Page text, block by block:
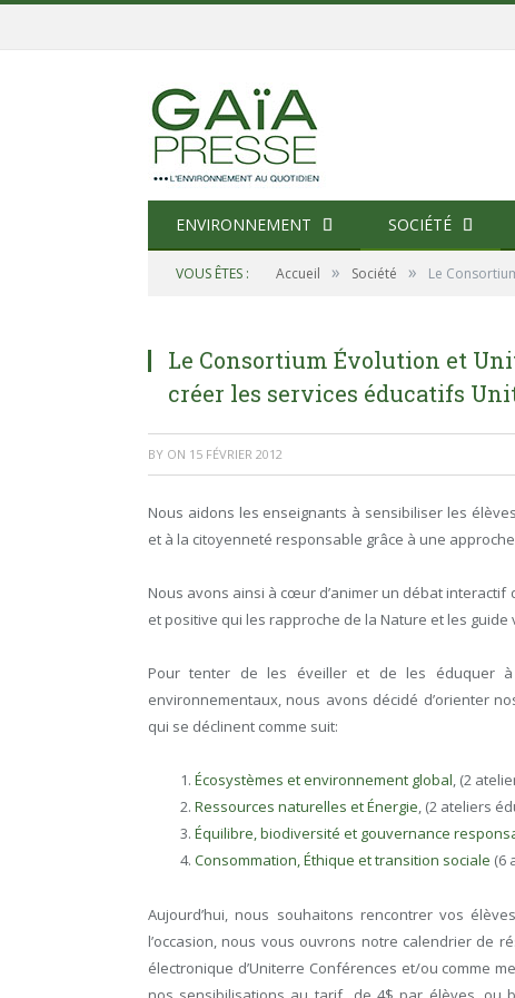
ENVIRONNEMENT SOCIÉTÉ
VOUS ÊTES : Accueil » Société » Le
Le Consortium Évolution et
créer les services éducatifs
BY ON 15 FÉVRIER 2012
Nous aidons les enseignants à sensibiliser les
et à la citoyenneté responsable grâce à une
Nous avons ainsi à cœur d’animer un débat
et positive qui les rapproche de la Nature et les guide
Pour tenter de les éveiller et de les éduquer
environnementaux, nous avons décidé d’orienter
qui se déclinent comme suit:
Écosystèmes et environnement global, (2
Ressources naturelles et Énergie, (2 ateliers
Équilibre, biodiversité et gouvernance
Consommation, Éthique et transition sociale (6
Aujourd’hui, nous souhaitons rencontrer vos
l’occasion, nous vous ouvrons notre calendrier de
électronique d’Uniterre Conférences et/ou comme